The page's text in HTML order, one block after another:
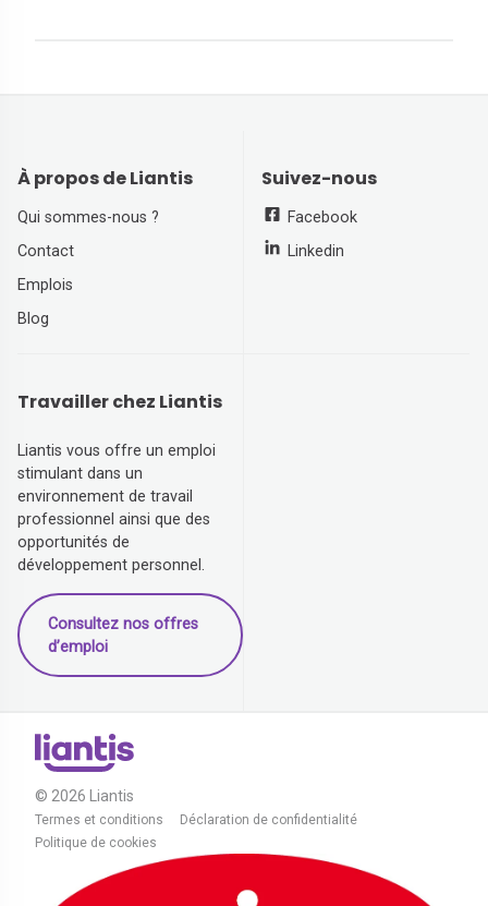
À propos de Liantis
Qui sommes-nous ?
Contact
Emplois
Blog
Suivez-nous
Facebook
Linkedin
Travailler chez Liantis
Liantis vous offre un emploi
stimulant dans un
environnement de travail
professionnel ainsi que des
opportunités de
développement personnel.
Consultez nos offres
d’emploi
© 2026 Liantis
Termes et conditions
Déclaration de confidentialité
Politique de cookies